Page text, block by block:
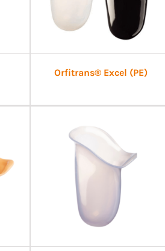
Orfitrans® Excel (PE)